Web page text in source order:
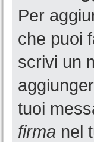
Per
che puoi
scrivi un
tuoi
firma nel